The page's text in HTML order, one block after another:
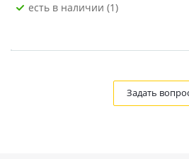
Есть в наличии (1)
Задать